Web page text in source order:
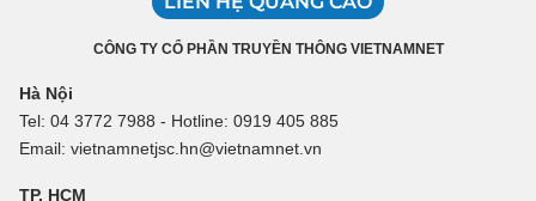
CÔNG TY CỔ PHẦN TRUYỀN THÔNG VIETNAMNET
Hà Nội
Tel: 04 3772 7988 - Hotline: 0919 405 885
Email: vietnamnetjsc.hn@vietnamnet.vn
TP. HCM